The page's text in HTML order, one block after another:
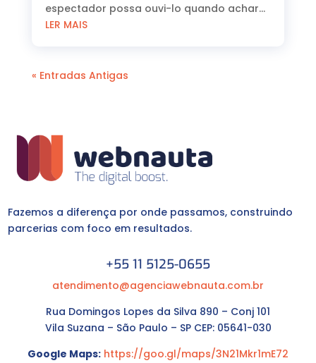
espectador possa ouvi-lo quando achar...
LER MAIS
« Entradas Antigas
Fazemos a diferença por onde passamos, construindo
parcerias com foco em resultados.
+55 11 5125-0655
atendimento@agenciawebnauta.com.br
Rua Domingos Lopes da Silva 890 – Conj 101
Vila Suzana – São Paulo – SP CEP: 05641-030
Google Maps: https://goo.gl/maps/3N21Mkr1mE72